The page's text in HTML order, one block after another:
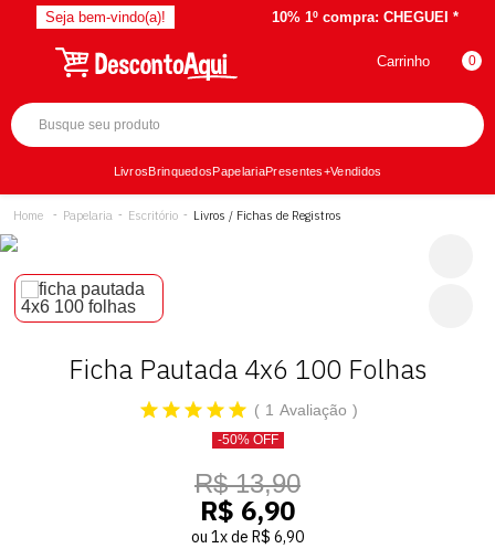
Seja bem-vindo(a)! 10% 1º compra: CHEGUEI *
Carrinho 0
LivrosBrinquedosPapelariaPresentes+Vendidos
Papelaria Escritório Livros / Fichas de Registros
Ficha Pautada 4x6 100 Folhas
1 Avaliação
-50% OFF
R$ 13,90
R$ 6,90
ou 1xde R$ 6,90